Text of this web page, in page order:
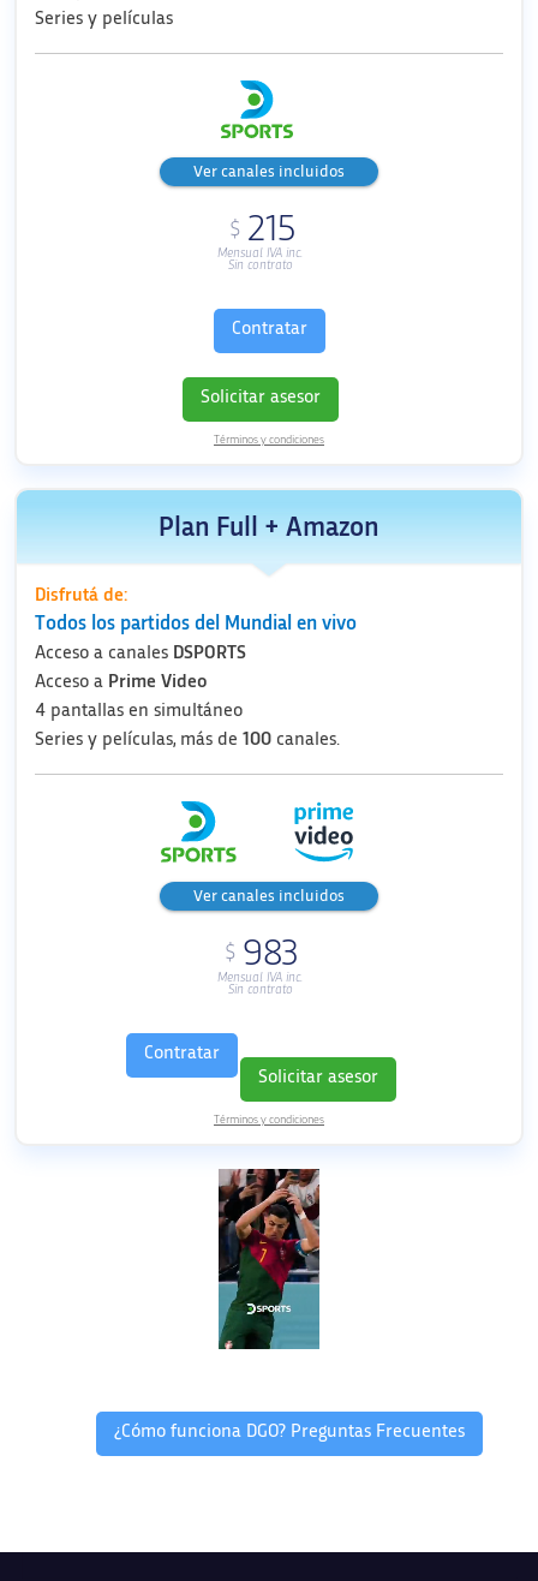
Series y películas
Ver canales incluidos
$ 215
Mensual IVA inc.
Sin contrato
Contratar
Solicitar asesor
Términos y condiciones
Plan Full + Amazon
Disfrutá de:
Todos los partidos del Mundial en vivo
Acceso a canales DSPORTS
Acceso a Prime Video
4 pantallas en simultáneo
Series y películas, más de 100 canales.
Ver canales incluidos
$ 983
Mensual IVA inc.
Sin contrato
Contratar
Solicitar asesor
Términos y condiciones
¿Cómo funciona DGO? Preguntas Frecuentes